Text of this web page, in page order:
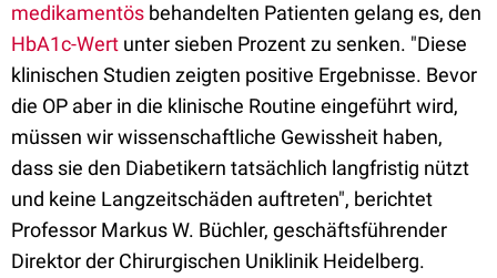
medikamentös behandelten Patienten gelang es, den
HbA1c-Wert unter sieben Prozent zu senken. "Diese
klinischen Studien zeigten positive Ergebnisse. Bevor
die OP aber in die klinische Routine eingeführt wird,
müssen wir wissenschaftliche Gewissheit haben,
dass sie den Diabetikern tatsächlich langfristig nützt
und keine Langzeitschäden auftreten", berichtet
Professor Markus W. Büchler, geschäftsführender
Direktor der Chirurgischen Uniklinik Heidelberg.